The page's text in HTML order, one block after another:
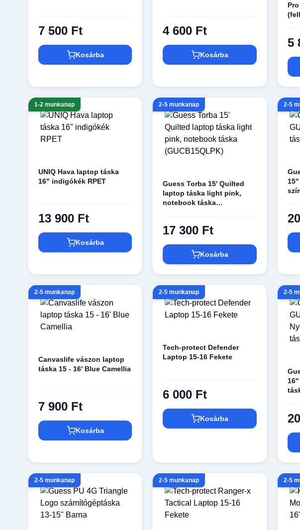
7 500 Ft
Kosárba
4 600 Ft
Kosárba
5
1-2 munkanap
UNIQ Hava laptop táska
16" indigókék RPET
13 900 Ft
Kosárba
2-5 munkanap
Guess Torba 15' Quilted
laptop táska light pink,
notebook táska
17 300 Ft
Kosárba
2-5
2-5 munkanap
Canvaslife vászon laptop
táska 15 - 16' Blue Camellia
7 900 Ft
Kosárba
2-5 munkanap
Tech-protect Defender
Laptop 15-16 Fekete
6 000 Ft
Kosárba
2-5
2-5 munkanap 2-5 munkanap 2-5